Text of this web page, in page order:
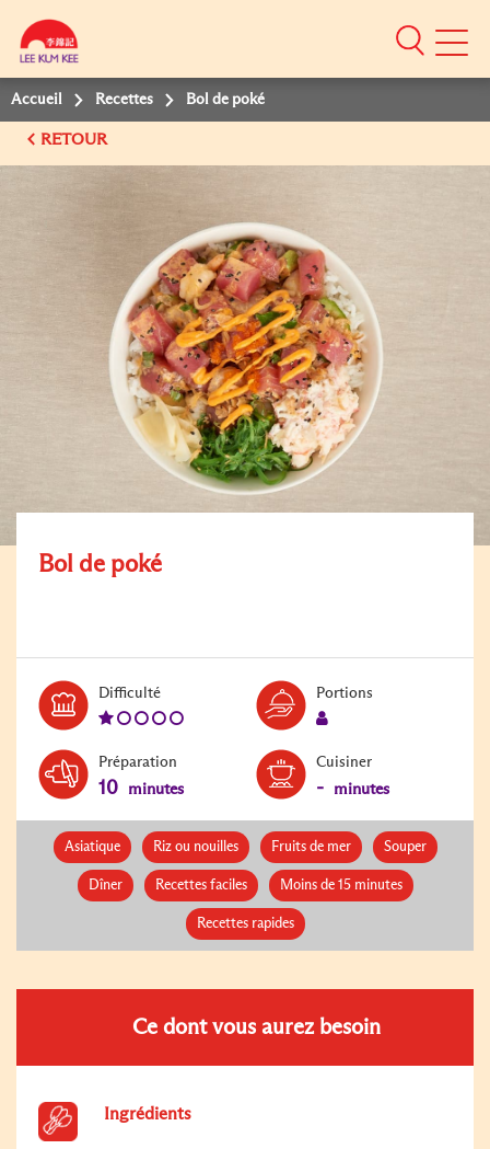
Mobile
Accueil Recettes Bol de poké
RETOUR
Bol de poké
DifficultéLevel:
Portions
Préparation
10 minutes
Cuisiner
- minutes
Asiatique Riz ou nouilles Fruits de mer Souper
Dîner Recettes faciles Moins de 15 minutes
Recettes rapides
Ce dont vous aurez besoin
Ingrédients